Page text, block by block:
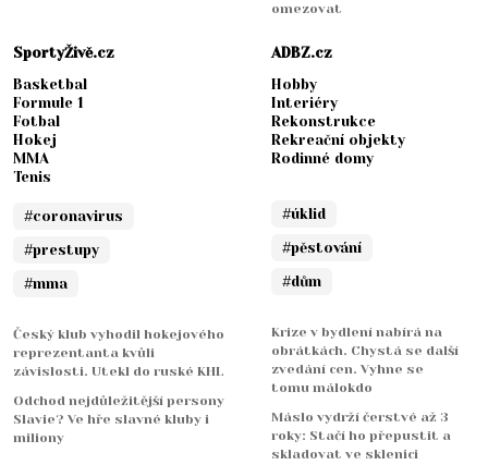
omezovat
SportyŽivě.cz
Basketbal
Formule 1
Fotbal
Hokej
MMA
Tenis
#coronavirus
#prestupy
#mma
Český klub vyhodil hokejového
reprezentanta kvůli
závislosti. Utekl do ruské KHL
Odchod nejdůležitější persony
Slavie? Ve hře slavné kluby i
miliony
ADBZ.cz
Hobby
Interiéry
Rekonstrukce
Rekreační objekty
Rodinné domy
#úklid
#pěstování
#dům
Krize v bydlení nabírá na
obrátkách. Chystá se další
zvedání cen. Vyhne se
tomu málokdo
Máslo vydrží čerstvé až 3
roky: Stačí ho přepustit a
skladovat ve sklenici